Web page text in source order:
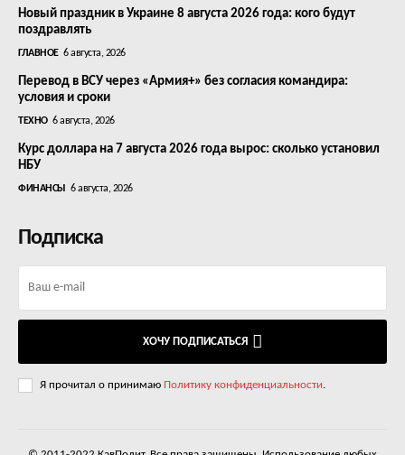
Новый праздник в Украине 8 августа 2026 года: кого будут
поздравлять
ГЛАВНОЕ 6 августа, 2026
Перевод в ВСУ через «Армия+» без согласия командира:
условия и сроки
ТЕХНО 6 августа, 2026
Курс доллара на 7 августа 2026 года вырос: сколько установил
НБУ
ФИНАНСЫ 6 августа, 2026
Подписка
ХОЧУ ПОДПИСАТЬСЯ
Я прочитал о принимаю Политику конфиденциальности.